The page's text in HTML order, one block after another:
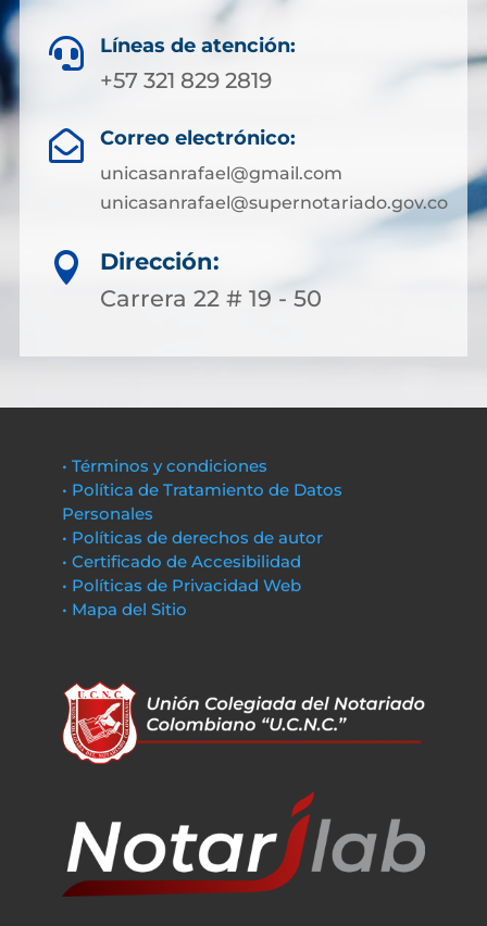
 Líneas de atención:
+57 321 829 2819
 Correo electrónico:
unicasanrafael@gmail.com
unicasanrafael@supernotariado.gov.co

Dirección:
Carrera 22 # 19 - 50
• Términos y condiciones
• Política de Tratamiento de Datos
Personales
• Políticas de derechos de autor
• Certificado de Accesibilidad
• Políticas de Privacidad Web
• Mapa del Sitio